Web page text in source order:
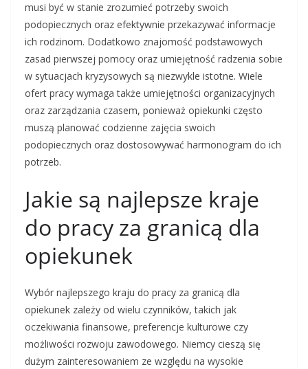
musi być w stanie zrozumieć potrzeby swoich
podopiecznych oraz efektywnie przekazywać informacje
ich rodzinom. Dodatkowo znajomość podstawowych
zasad pierwszej pomocy oraz umiejętność radzenia sobie
w sytuacjach kryzysowych są niezwykle istotne. Wiele
ofert pracy wymaga także umiejętności organizacyjnych
oraz zarządzania czasem, ponieważ opiekunki często
muszą planować codzienne zajęcia swoich
podopiecznych oraz dostosowywać harmonogram do ich
potrzeb.
Jakie są najlepsze kraje
do pracy za granicą dla
opiekunek
Wybór najlepszego kraju do pracy za granicą dla
opiekunek zależy od wielu czynników, takich jak
oczekiwania finansowe, preferencje kulturowe czy
możliwości rozwoju zawodowego. Niemcy cieszą się
dużym zainteresowaniem ze względu na wysokie